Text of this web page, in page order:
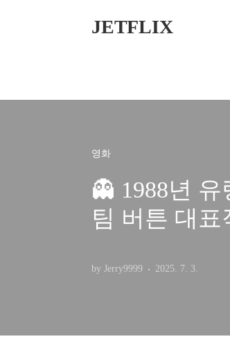
JETFLIX
영화
👻 1988년
팀 버튼 대표
by Jerry9999 2025. 7. 3.